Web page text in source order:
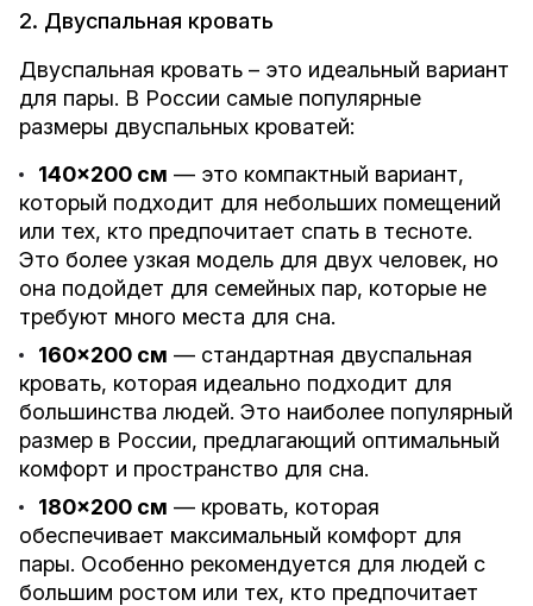
2. Двуспальная кровать
Двуспальная кровать – это идеальный вариант
для пары. В России самые популярные
размеры двуспальных кроватей:
140x200 см — это компактный вариант,
который подходит для небольших помещений
или тех, кто предпочитает спать в тесноте.
Это более узкая модель для двух человек, но
она подойдет для семейных пар, которые не
требуют много места для сна.
160x200 см — стандартная двуспальная
кровать, которая идеально подходит для
большинства людей. Это наиболее популярный
размер в России, предлагающий оптимальный
комфорт и пространство для сна.
180x200 см — кровать, которая
обеспечивает максимальный комфорт для
пары. Особенно рекомендуется для людей с
большим ростом или тех, кто предпочитает